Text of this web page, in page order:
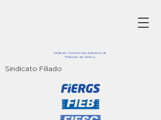
Sindicato Nacional das Indústrias de
Materiais de Defesa
Sindicato Filiado